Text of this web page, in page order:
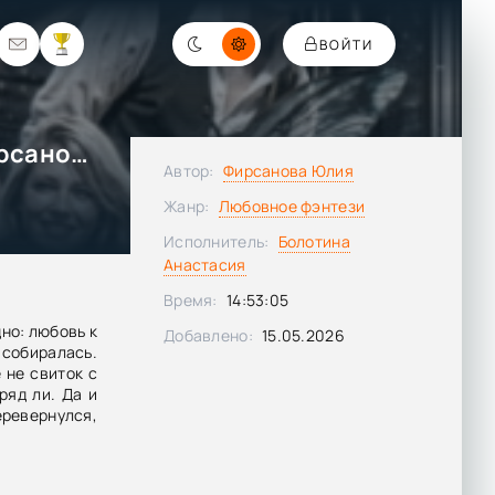
ВОЙТИ
Радуга на запястье - Юлия Фирсанова
любовь к
свиток с
ли. Да и
и
Мирину
Автор: Фирсанова Юлия
Жанр: Любовное фэнтези
Исполнитель: Болотина
Анастасия
Время: 14:53:05
Добавлено: 15.05.2026